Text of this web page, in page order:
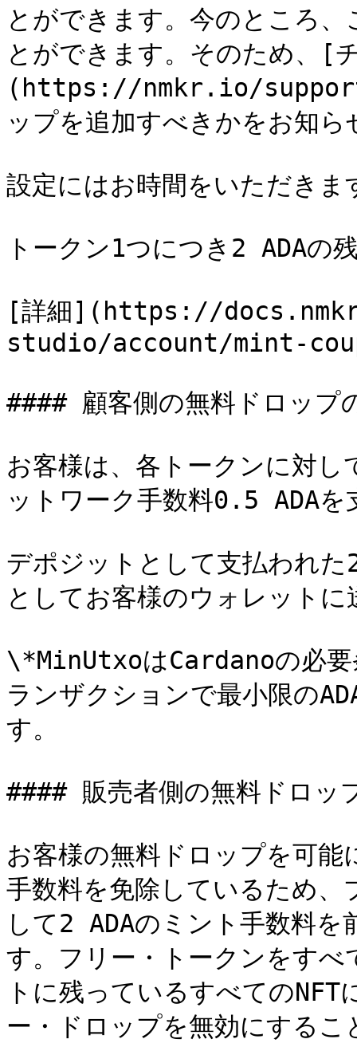
とができます。今のところ
とができます。そのため、[
(https://nmkr.io/support)
ップを追加すべきかをお知
設定にはお時間をいただき
トークン1つにつき2 ADAの
[詳細](https://
studio/account/mint-
#### 顧客側の無料ドロップ
お客様は、各トークンに対
ットワーク手数料0.5 ADAを
デポジットとして支払われ
としてお客様のウォレット
\*MinUtxoはCardanoの必要
ランザクションで最小限の
す。
#### 販売者側の無料ドロッ
お客様の無料ドロップを可能
手数料を免除しているため、
して2 ADAのミント手数料
す。フリー・トークンをす
トに残っているすべての
ー・ドロップを無効にするこ